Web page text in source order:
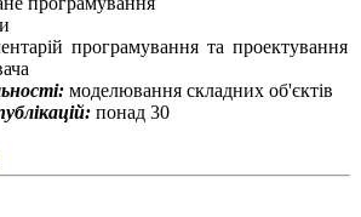
програмування та проектування
моделювання складних об'єктів
понад 30